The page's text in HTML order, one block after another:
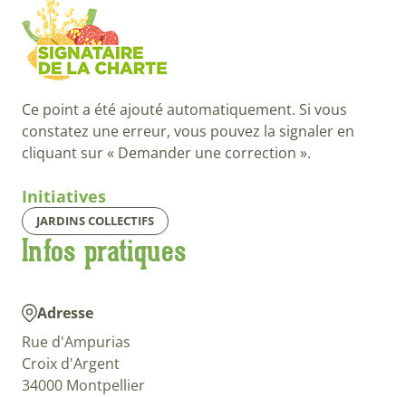
Ce point a été ajouté automatiquement. Si vous
constatez une erreur, vous pouvez la signaler en
cliquant sur « Demander une correction ».
Initiatives
JARDINS COLLECTIFS
Infos pratiques
Adresse
Rue d'Ampurias
Croix d'Argent
34000 Montpellier